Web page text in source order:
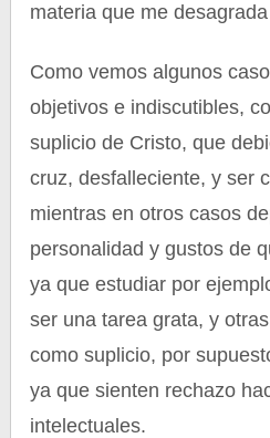
materia que me
Como vemos algunos
objetivos e indiscutibles,
suplicio de Cristo, que
cruz, desfalleciente, y ser
mientras en otros casos
personalidad y gustos de
ya que estudiar por
ser una tarea grata, y
como suplicio, por
ya que sienten rechazo
intelectuales.